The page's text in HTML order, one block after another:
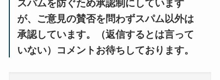
が、ご意見の賛否を問わずスパム以外は
承認しています。（返信するとは言って
いない）コメントお待ちしております。